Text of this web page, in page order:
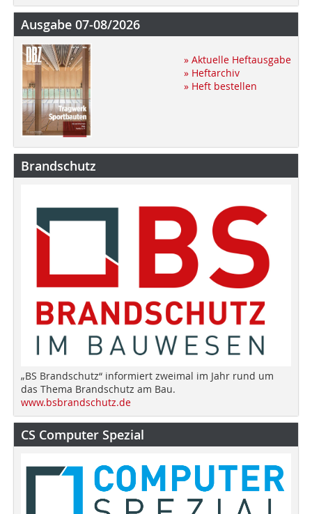
Ausgabe 07-08/2026
» Aktuelle Heftausgabe
» Heftarchiv
» Heft bestellen
Brandschutz
„BS Brandschutz“ informiert zweimal im Jahr rund um
das Thema Brandschutz am Bau.
www.bsbrandschutz.de
CS Computer Spezial